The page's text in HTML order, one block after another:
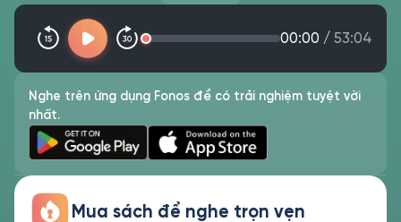
00:00 / 53:04
Nghe trên ứng dụng Fonos để có trải nghiệm tuyệt vời
nhất.
Mua sách để nghe trọn vẹn